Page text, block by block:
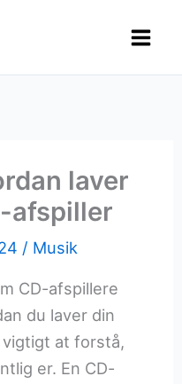
laver
afspiller
/ Musik
CD-afspillere
du laver din
at forstå,
er. En CD-